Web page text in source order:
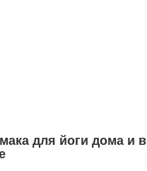
для йоги дома и в